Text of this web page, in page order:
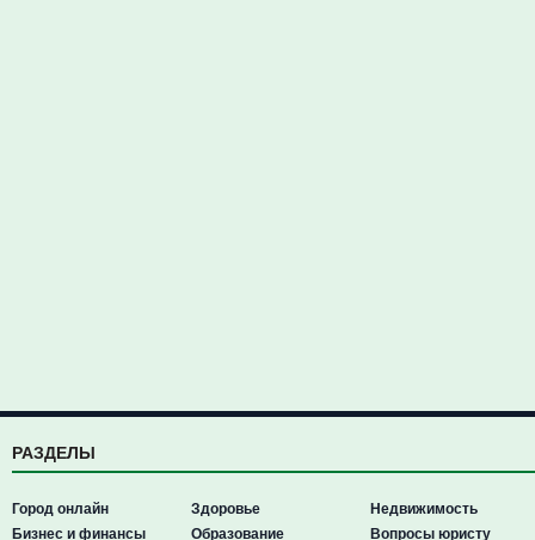
РАЗДЕЛЫ
Город онлайн
Бизнес и финансы
Здоровье
Образование
Недвижимость
Вопросы юристу